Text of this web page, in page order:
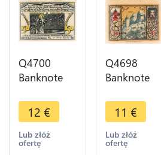
Q4700
Banknote
Pfennig
Reuter Geld
Ostseebad
Arendsee
12 €
Lub złóż
ofertę
Q4698
Banknote
Pfennig
Castle
Wesgerburg
1920
11 €
Lub złóż
ofertę